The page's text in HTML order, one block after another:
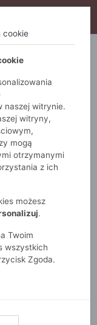
(KOD: S15)
cookie
naszej witrynie.
witryny,
mogą
otrzymanymi
z ich
możesz
.
Twoim
wszystkich
Zgoda.